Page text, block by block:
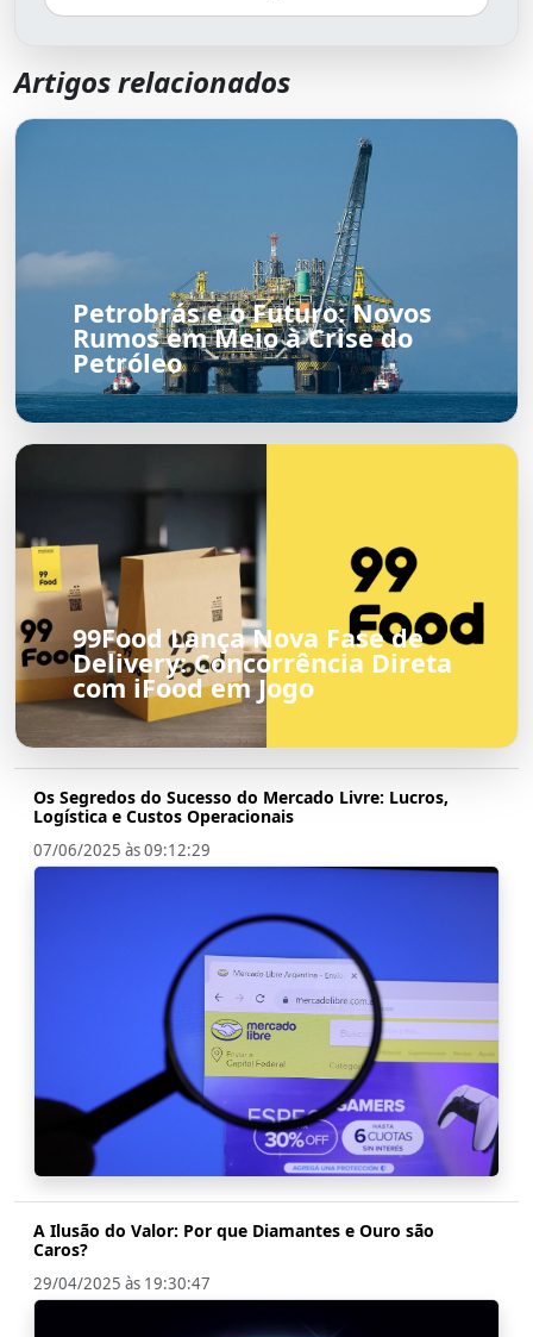
Artigos relacionados
Petrobrás e o Futuro: Novos
Rumos em Meio à Crise do
Petróleo
99Food Lança Nova Fase de
Delivery: Concorrência Direta
com iFood em Jogo
Os Segredos do Sucesso do Mercado Livre: Lucros,
Logística e Custos Operacionais
07/06/2025 às 09:12:29
A Ilusão do Valor: Por que Diamantes e Ouro são
Caros?
29/04/2025 às 19:30:47